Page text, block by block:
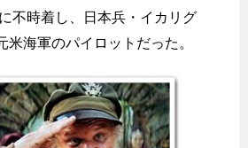
不時着し、日本兵・イカリグ
米海軍のパイロットだった。